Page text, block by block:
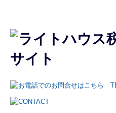
ホーム
事務所紹介
ご挨拶・事務所概要